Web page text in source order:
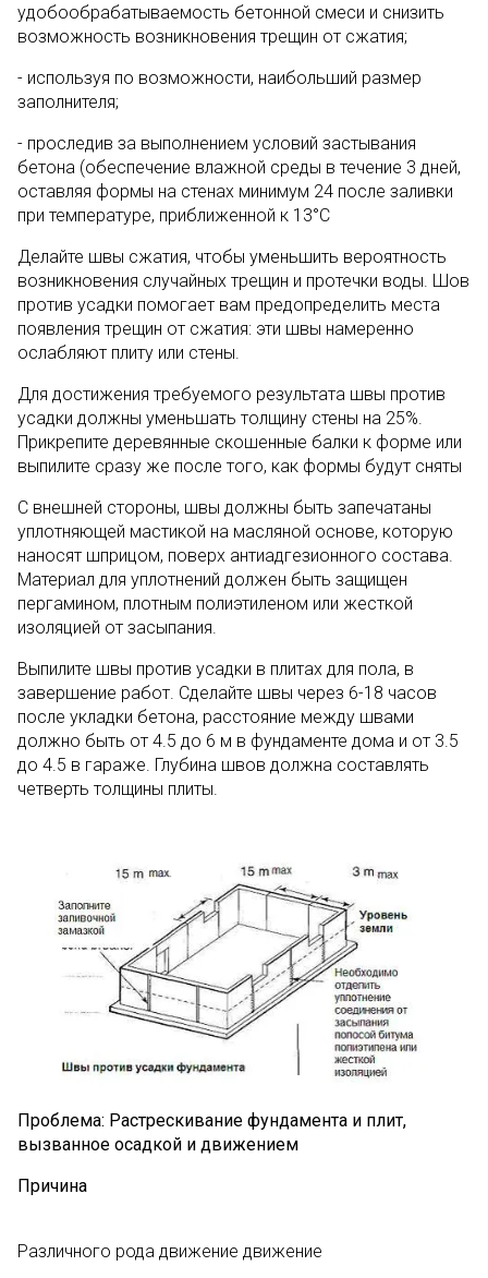
удобообрабатываемость бетонной смеси и снизить
возможность возникновения трещин от сжатия;
- используя по возможности, наибольший размер
заполнителя;
- проследив за выполнением условий застывания
бетона (обеспечение влажной среды в течение 3 дней,
оставляя формы на стенах минимум 24 после заливки
при температуре, приближенной к 13°С
Делайте швы сжатия, чтобы уменьшить вероятность
возникновения случайных трещин и протечки воды. Шов
против усадки помогает вам предопределить места
появления трещин от сжатия: эти швы намеренно
ослабляют плиту или стены.
Для достижения требуемого результата швы против
усадки должны уменьшать толщину стены на 25%.
Прикрепите деревянные скошенные балки к форме или
выпилите сразу же после того, как формы будут сняты
С внешней стороны, швы должны быть запечатаны
уплотняющей мастикой на масляной основе, которую
наносят шприцом, поверх антиадгезионного состава.
Материал для уплотнений должен быть защищен
пергамином, плотным полиэтиленом или жесткой
изоляцией от засыпания.
Выпилите швы против усадки в плитах для пола, в
завершение работ. Сделайте швы через 6-18 часов
после укладки бетона, расстояние между швами
должно быть от 4.5 до 6 м в фундаменте дома и от 3.5
до 4.5 в гараже. Глубина швов должна составлять
четверть толщины плиты.
Проблема: Растрескивание фундамента и плит,
вызванное осадкой и движением
Причина
Различного рода движение движение